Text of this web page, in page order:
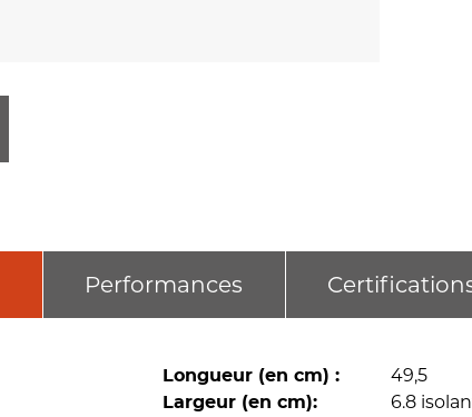
Performances
Longueur (en cm) : 49,5
Largeur (en cm): 6.8